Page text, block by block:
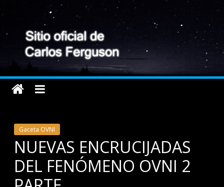
Gaceta OVNI
NUEVAS ENCRUCIJADAS
DEL FENÓMENO OVNI 2